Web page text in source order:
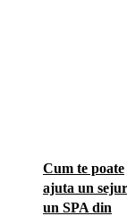
Cum te poate
ajuta un
un SPA din